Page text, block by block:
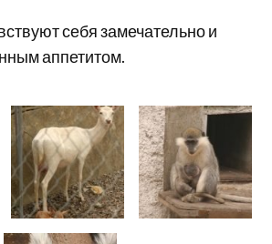
себя замечательно и
аппетитом.